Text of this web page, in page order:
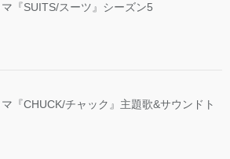
『SUITS/スーツ』シーズン5
『CHUCK/チャック』主題歌&サウンドト